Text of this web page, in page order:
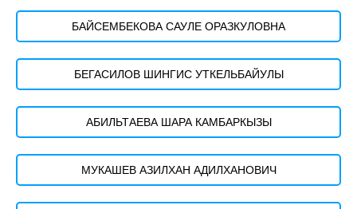
БАЙСЕМБЕКОВА САУЛЕ ОРАЗКУЛОВНА
БЕГАСИЛОВ ШИНГИС УТКЕЛЬБАЙУЛЫ
АБИЛЬТАЕВА ШАРА КАМБАРКЫЗЫ
МУКАШЕВ АЗИЛХАН АДИЛХАНОВИЧ